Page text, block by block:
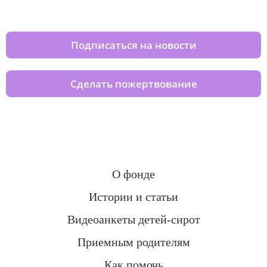
Подписаться на новости
Сделать пожертвование
О фонде
Истории и статьи
Видеоанкеты детей-сирот
Приемным родителям